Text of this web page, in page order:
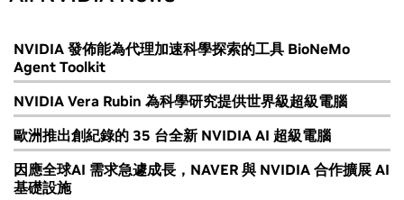
NVIDIA 發佈能為代理加速科學探索的工具 BioNeMo
Agent Toolkit
NVIDIA Vera Rubin 為科學研究提供世界級超級電腦
歐洲推出創紀錄的 35 台全新 NVIDIA AI 超級電腦
因應全球AI 需求急遽成長，NAVER 與 NVIDIA 合作擴展 AI
基礎設施